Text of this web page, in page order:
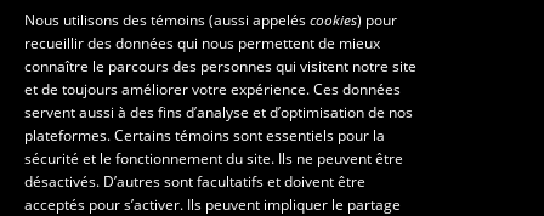
Les écoles et la recherche
École d’architecture
École d’art
École supérieure d’aménagement du territoire et de développement
régional
Centre de recherche en aménagement et développement
Nous utilisons des témoins (aussi appeléscookies) pour
recueillir des données qui nous permettent de mieux
connaître le parcours des personnes qui visitent notre site
et de toujours améliorer votre expérience. Ces données
servent aussi à des fins d’analyse et d’optimisation de nos
plateformes. Certains témoins sont essentiels pour la
sécurité et le fonctionnement du site. Ils ne peuvent être
désactivés. D’autres sont facultatifs et doivent être
acceptés pour s’activer. Ils peuvent impliquer le partage